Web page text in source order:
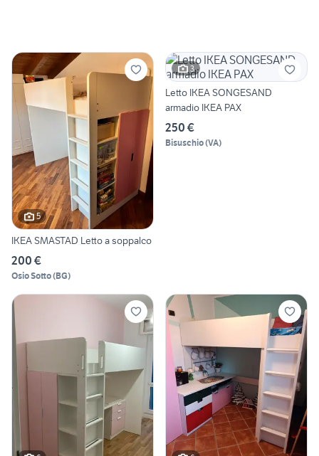
5
IKEA SMASTAD Letto a soppalco
200 €
Osio Sotto(BG)
3
Letto IKEA SONGESAND
armadio IKEA PAX
250 €
Bisuschio(VA)